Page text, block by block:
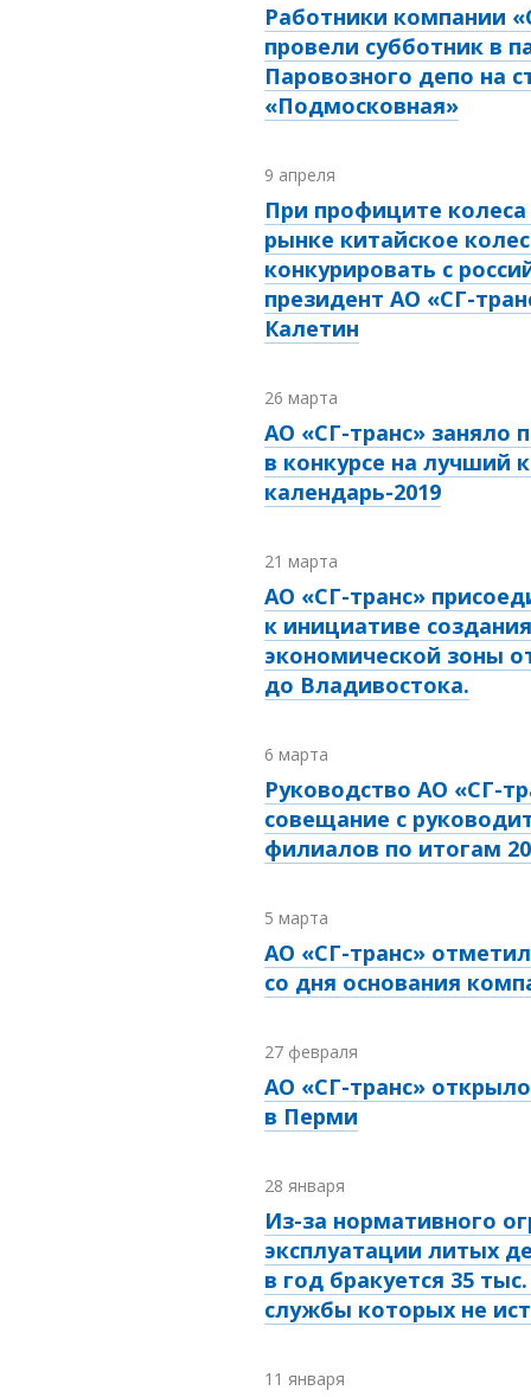
Работники компании
провели субботник в
Паровозного депо на
«Подмосковная»
9 апреля
При профиците колеса
рынке китайское
конкурировать с
президент АО «СГ-
Калетин
26 марта
АО «СГ-транс» заняло
в конкурсе на лучший
календарь-2019
21 марта
АО «СГ-транс»
к инициативе
экономической зоны
до Владивостока.
6 марта
Руководство АО «СГ-
совещание с
филиалов по итогам
5 марта
АО «СГ-транс»
со дня основания
27 февраля
АО «СГ-транс»
в Перми
28 января
Из-за нормативного
эксплуатации литых
в год бракуется 35
службы которых не
11 января